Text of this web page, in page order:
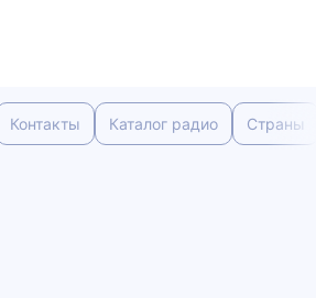
Контакты Каталог радио Страны